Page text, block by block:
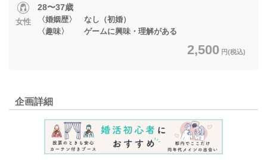
女性
28〜37歳
〈婚姻歴〉 なし（初婚）
〈趣味〉 ゲームに興味・理解がある
2,500 円(税込)
企画詳細